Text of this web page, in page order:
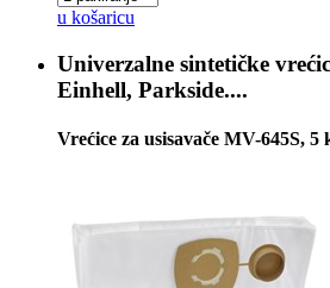
u košaricu
Univerzalne sintetičke
Einhell, Parkside....
Vrećice za usisavače MV-645S, 5